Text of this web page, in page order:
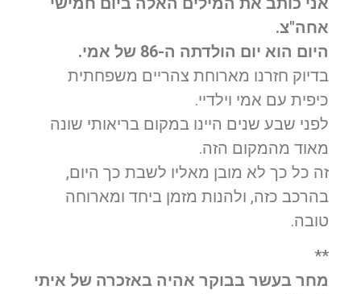
אחה"צ.
היום הוא יום הולדתה ה-86 של אמי.
בדיוק חזרנו מארוחת צהריים משפחתית
כיפית עם אמי וילדיי.
לפני שבע שנים היינו במקום בריאותי שונה
מאוד מהמקום הזה.
זה כל כך לא מובן מאליו לשבת כך היום,
בהרכב כזה, ולהנות מזמן ביחד ומארוחה
טובה.
**
מחר בעשר בבוקר אהיה באזכרה של איתי